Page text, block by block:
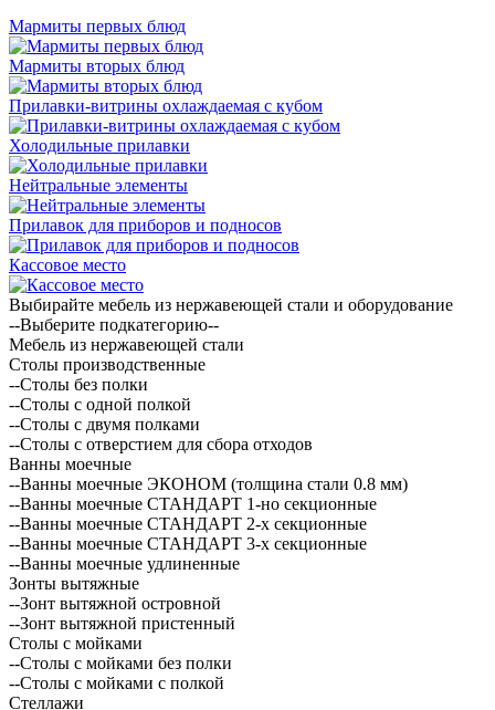
Мармиты первых блюд
Мармиты вторых блюд
Прилавки-витрины охлаждаемая с кубом
Холодильные прилавки
Нейтральные элементы
Прилавок для приборов и подносов
Кассовое место
Выбирайте мебель из нержавеющей стали и оборудование
--Выберите подкатегорию--
Мебель из нержавеющей стали
Столы производственные
--Столы без полки
--Столы с одной полкой
--Столы с двумя полками
--Столы с отверстием для сбора отходов
Ванны моечные
--Ванны моечные ЭКОНОМ (толщина стали 0.8 мм)
--Ванны моечные СТАНДАРТ 1-но секционные
--Ванны моечные СТАНДАРТ 2-х секционные
--Ванны моечные СТАНДАРТ 3-х секционные
--Ванны моечные удлиненные
Зонты вытяжные
--Зонт вытяжной островной
--Зонт вытяжной пристенный
Столы с мойками
--Столы с мойками без полки
--Столы с мойками с полкой
Стеллажи